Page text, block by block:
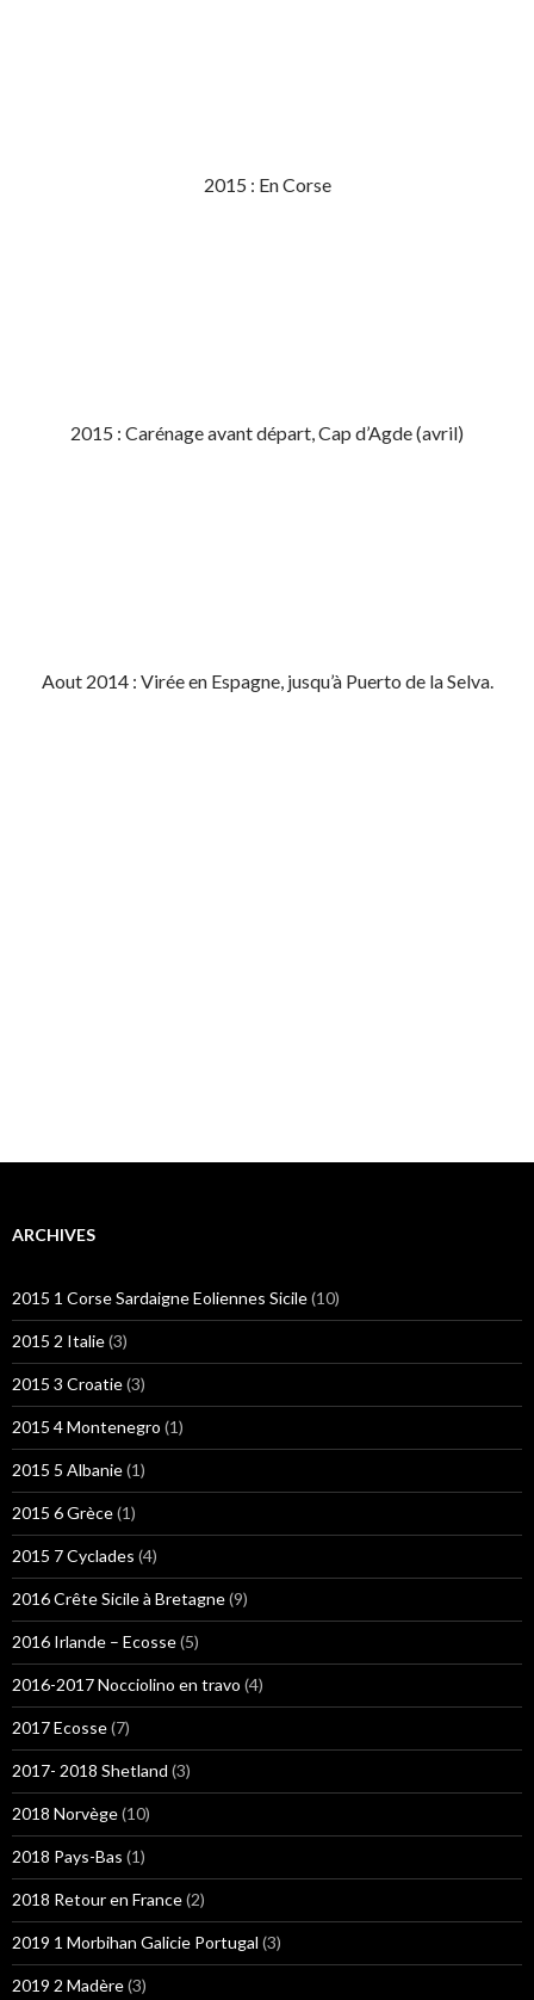
2015 : En Corse
2015 : Carénage avant départ, Cap d’Agde (avril)
Aout 2014 : Virée en Espagne, jusqu’à Puerto de la Selva.
ARCHIVES
2015 1 Corse Sardaigne Eoliennes Sicile(10)
2015 2 Italie(3)
2015 3 Croatie(3)
2015 4 Montenegro (1)
2015 5 Albanie(1)
2015 6 Grèce(1)
2015 7 Cyclades (4)
2016 Crête Sicile à Bretagne(9)
2016 Irlande – Ecosse(5)
2016-2017 Nocciolino en travo (4)
2017 Ecosse(7)
2017- 2018 Shetland (3)
2018 Norvège(10)
2018 Pays-Bas (1)
2018 Retour en France(2)
2019 1 Morbihan Galicie Portugal (3)
2019 2 Madère(3)